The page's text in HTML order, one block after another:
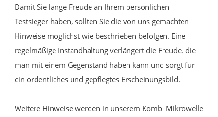
Damit Sie lange Freude an Ihrem persönlichen
Testsieger haben, sollten Sie die von uns gemachten
Hinweise möglichst wie beschrieben befolgen. Eine
regelmäßige Instandhaltung verlängert die Freude, die
man mit einem Gegenstand haben kann und sorgt für
ein ordentliches und gepflegtes Erscheinungsbild.
Weitere Hinweise werden in unserem Kombi Mikrowelle